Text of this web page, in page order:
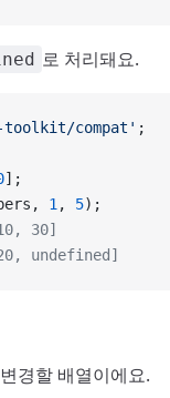
로 처리돼요.
compat' ;
];
1 , 5);
30]
undefined]
경할 배열이에요.